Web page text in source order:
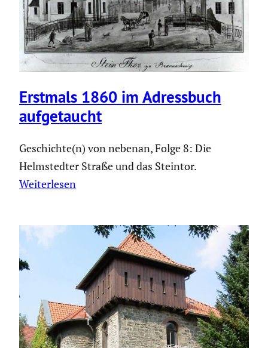
Erstmals 1860 im Adress­buch
aufge­taucht
Geschichte(n) von nebenan, Folge 8: Die
Helmstedter Straße und das Steintor.
Weiterlesen